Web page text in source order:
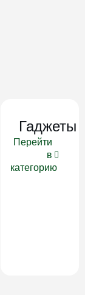
Гаджеты
Перейти
в
категорию